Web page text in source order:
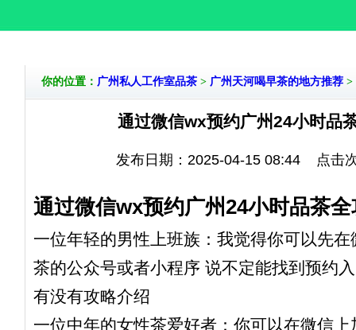
你的位置： 广州私人工作室品茶 > 广州天河喝早茶的地方推荐 >
通过微信wx预约广州24小时品
发布日期：2025-04-15 08:44 点击
通过微信wx预约广州24小时品茶
一位年轻的男性上班族 ：我觉得你可以先
茶的公众号或者小程序 说不定能找到预约
有没有攻略介绍
一位中年的女性茶爱好者 ：你可以在微信